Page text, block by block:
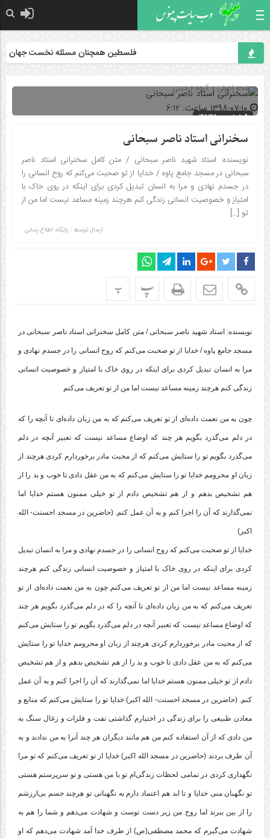
فلسطین همچنان مسئله نخست جهان اسلام
صفحه اصلی» گروه »دینی
۱۳۹۸-۰۷-۱۰ ساعت: 6:12
شناسه : 3535
سخنرانی استاد ناصر سبحانی
نویسنده: استاد شهید ناصر سبحانی / متن کامل سخنرانی استاد ناصر
سبحانی در مسجد جامع پاوه‌ / خدایا از تو صحبت می‌کنم که روح انسانی را
در جسدم نهادی و مرا به انسان تبدیل کردی برای اینکه در روی خاک با
امتیاز و خصوصیت انسانی زندگی کنم هرچند زمینه مساعد نیست اما من از
تو […]
ارسال توسط : پایگاه اطلاع رسانی
پ پ
نویسنده: استاد شهید ناصر سبحانی / متن کامل سخنرانی استاد ناصر سبحانی در
مسجد جامع پاوه‌ / خدایا از تو صحبت می‌کنم که روح انسانی را در جسدم نهادی و
مرا به انسان تبدیل کردی برای اینکه در روی خاک با امتیاز و خصوصیت انسانی
زندگی کنم هرچند زمینه مساعد نیست اما من از تو تعریف می‌کنم
چون به من نعمت داده‌ای از تو تعریف می‌کنم که به من زبان داده‌ای تا آنچه را که
در دلم می‌گذرد بگویم هر چند که اوضاع مساعد نیست که تعبیر آنچه در دلم
می‌گذرد بگویم تو را ستایش می‌کنم که از محبت مادر برخوردارم کردی هرچند از
زبان او محرومم خدایا تو را ستایش می‌کنم که به من عقل دادی تا خوب و بد را از
هم تشخیص بدهم و از هم تشخیص دادم از تو خیلی ممنون هستم خدایا اما
نمی‌گذارند که آن را اجرا کنم و به آن عمل کنم. (حاضرین در مسجد احسنت- الله
اکبر)
خدایا از تو صحبت می‌کنم که روح انسانی را در جسدم نهادی و مرا به انسان تبدیل
کردی برای اینکه در روی خاک با امتیاز و خصوصیت انسانی زندگی کنم هرچند
زمینه مساعد نیست اما من از تو تعریف می‌کنم چون به من نعمت داده‌ای از تو
تعریف می‌کنم که به من زبان داده‌ای تا آنچه را که در دلم می‌گذرد بگویم هر چند
که اوضاع مساعد نیست که تعبیر آنچه در دلم می‌گذرد بگویم تو را ستایش می‌کنم
که از محبت مادر برخوردارم کردی هرچند از زبان او محرومم خدایا تو را ستایش
می‌کنم که به من عقل دادی تا خوب و بد را از هم تشخیص بدهم و از هم تشخیص
دادم از تو خیلی ممنون هستم خدایا اما نمی‌گذارند که آن را اجرا کنم و به آن عمل
کنم. (حاضرین در مسجد احسنت- الله اکبر) خدایا تو را ستایش می‌کنم که منابع و
معادن طبیعی را برای زندگی در اختیارم گذاشتی نفت و فلزات و زغال سنگ به
من دادی که از آن استفاده کنم من هم مانند دیگران هر چند آنرا به من ندادند و به
آن طرف بردند (حاضرین در مسجد الله اکبر) خدایا از تو تعریف می‌کنم که تو مرا
نگهداری کردی در تمامی لحظات زندگی‌ام تو با من هستی و تو سرپرستم هستی
تو نگهبان منی خدایا و تا ابد هم اعتماد دارم به نگهبانی تو هرچند جسم بی‌ارزشم
را از بین ببرند اما روح من زیر دست توست و شهادت می‌دهم و شما را هم به
شهادت می‌گیرم که محمد مصطفی(ص) از طرف خدا آمد شهادت می‌دهم که او